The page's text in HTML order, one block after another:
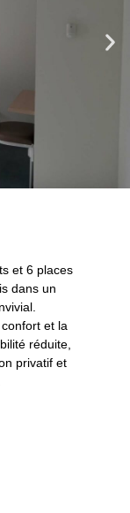
et 6 places
dans un
et la
réduite,
privatif et